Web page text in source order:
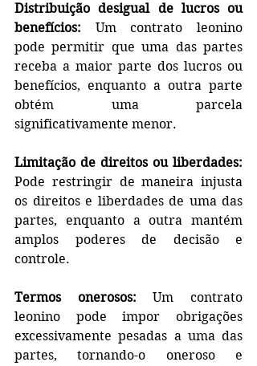
Distribuição desigual de lucros ou
benefícios: Um contrato leonino
pode permitir que uma das partes
receba a maior parte dos lucros ou
benefícios, enquanto a outra parte
obtém uma parcela
significativamente menor.
Limitação de direitos ou liberdades:
Pode restringir de maneira injusta
os direitos e liberdades de uma das
partes, enquanto a outra mantém
amplos poderes de decisão e
controle.
Termos onerosos: Um contrato
leonino pode impor obrigações
excessivamente pesadas a uma das
partes, tornando-o oneroso e